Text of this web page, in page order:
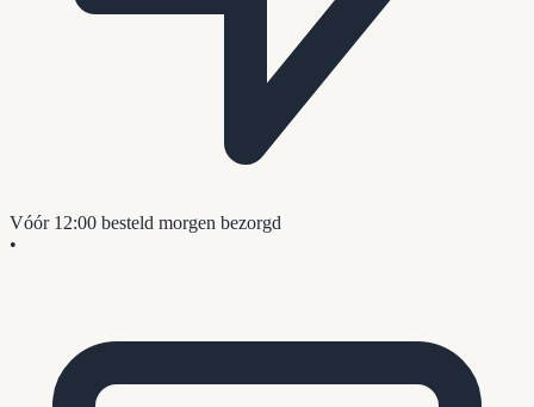
Vóór 12:00 besteld morgen bezorgd
•